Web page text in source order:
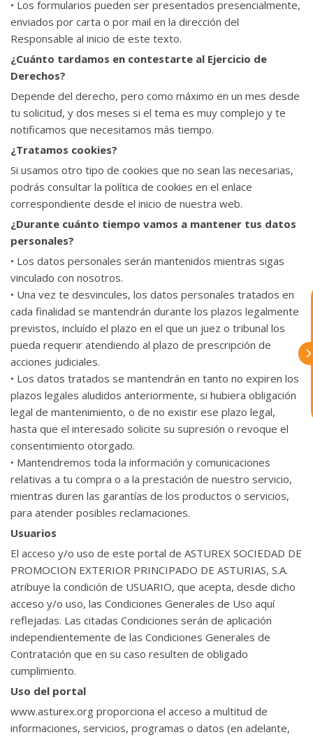
• Los formularios pueden ser presentados presencialmente,
enviados por carta o por mail en la dirección del
Responsable al inicio de este texto.
¿Cuánto tardamos en contestarte al Ejercicio de
Derechos?
Depende del derecho, pero como máximo en un mes desde
tu solicitud, y dos meses si el tema es muy complejo y te
notificamos que necesitamos más tiempo.
¿Tratamos cookies?
Si usamos otro tipo de cookies que no sean las necesarias,
podrás consultar la política de cookies en el enlace
correspondiente desde el inicio de nuestra web.
¿Durante cuánto tiempo vamos a mantener tus datos
personales?
• Los datos personales serán mantenidos mientras sigas
vinculado con nosotros.
• Una vez te desvincules, los datos personales tratados en
cada finalidad se mantendrán durante los plazos legalmente
previstos, incluído el plazo en el que un juez o tribunal los
pueda requerir atendiendo al plazo de prescripción de
acciones judiciales.
• Los datos tratados se mantendrán en tanto no expiren los
plazos legales aludidos anteriormente, si hubiera obligación
legal de mantenimiento, o de no existir ese plazo legal,
hasta que el interesado solicite su supresión o revoque el
consentimiento otorgado.
• Mantendremos toda la información y comunicaciones
relativas a tu compra o a la prestación de nuestro servicio,
mientras duren las garantías de los productos o servicios,
para atender posibles reclamaciones.
Usuarios
El acceso y/o uso de este portal de ASTUREX SOCIEDAD DE
PROMOCION EXTERIOR PRINCIPADO DE ASTURIAS, S.A.
atribuye la condición de USUARIO, que acepta, desde dicho
acceso y/o uso, las Condiciones Generales de Uso aquí
reflejadas. Las citadas Condiciones serán de aplicación
independientemente de las Condiciones Generales de
Contratación que en su caso resulten de obligado
cumplimiento.
Uso del portal
www.asturex.org proporciona el acceso a multitud de
informaciones, servicios, programas o datos (en adelante,
astu
exportar importa
¡Hola, soy Astu
Estoy aquí para
ayudarte con la internacionalización de
tu empresa e informarte sobre los
eventos y actividades que lleva a cabo
Asturex.
Al continuar con la Conversación,
aceptas nuestra
¿En que te puedo ayudar hoy?